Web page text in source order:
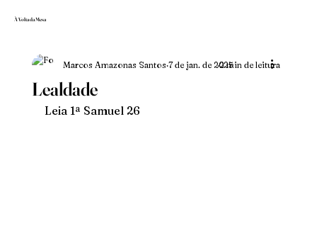
À Volta da Mesa
Lealdade
Marcos Amazonas Santos 7 de jan. de 20252 min de leitura
Leia 1ª Samuel 26